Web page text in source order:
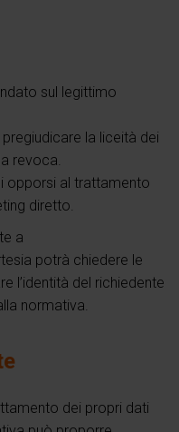
sul legittimo
la liceità dei
revoca.
opporsi al trattamento
diretto.
a
potrà chiedere le
l’identità del richiedente
normativa.
dei propri dati